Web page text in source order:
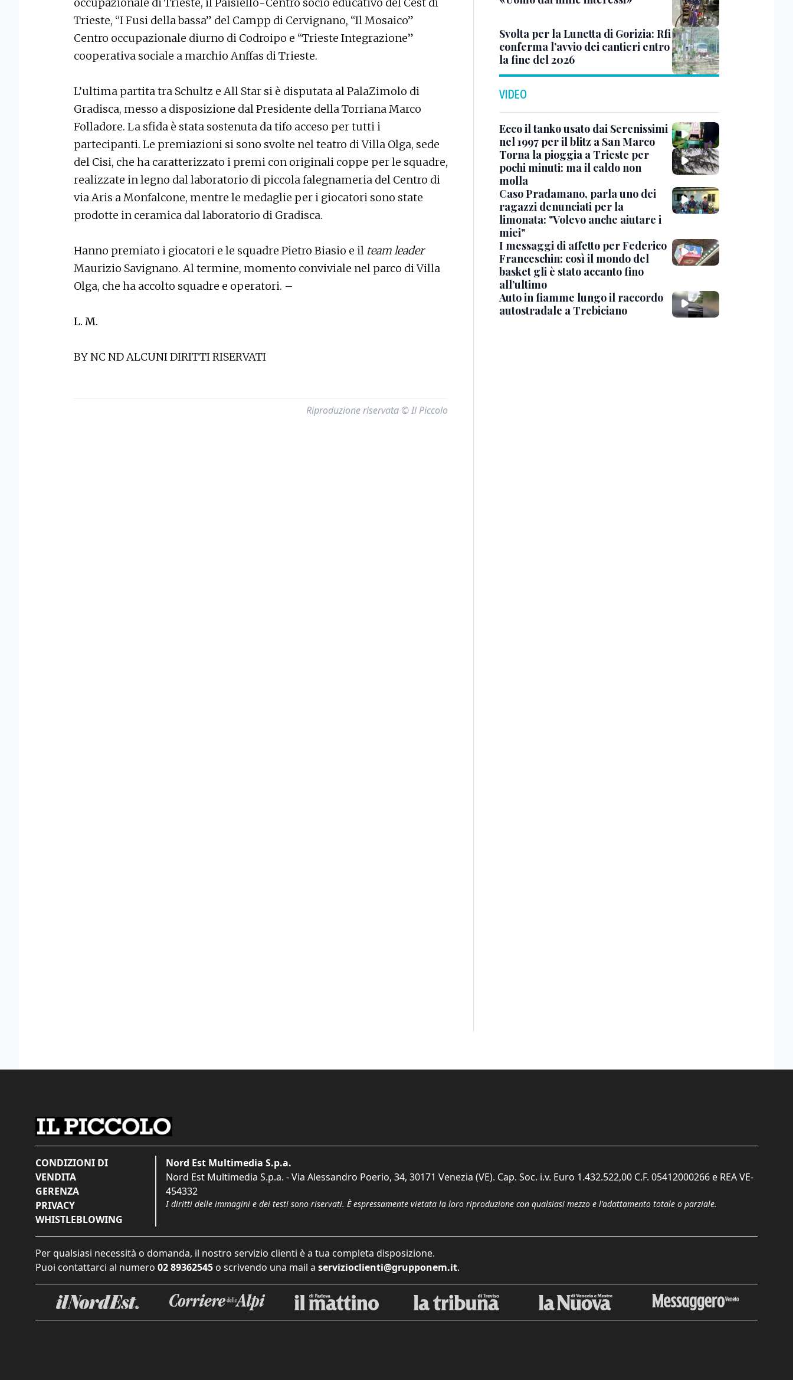
occupazionale di Trieste, il Paisiello-Centro socio educativo del Cest di
Trieste, “I Fusi della bassa” del Campp di Cervignano, “Il Mosaico”
Centro occupazionale diurno di Codroipo e “Trieste Integrazione”
cooperativa sociale a marchio Anffas di Trieste.
L’ultima partita tra Schultz e All Star si è disputata al PalaZimolo di
Gradisca, messo a disposizione dal Presidente della Torriana Marco
Folladore. La sfida è stata sostenuta da tifo acceso per tutti i
partecipanti. Le premiazioni si sono svolte nel teatro di Villa Olga, sede
del Cisi, che ha caratterizzato i premi con originali coppe per le squadre,
realizzate in legno dal laboratorio di piccola falegnameria del Centro di
via Aris a Monfalcone, mentre le medaglie per i giocatori sono state
prodotte in ceramica dal laboratorio di Gradisca.
Hanno premiato i giocatori e le squadre Pietro Biasio e il team leader
Maurizio Savignano. Al termine, momento conviviale nel parco di Villa
Olga, che ha accolto squadre e operatori. –
L. M.
BY NC ND ALCUNI DIRITTI RISERVATI
Riproduzione riservata © Il Piccolo
Svolta per la Lunetta di Gorizia: Rfi
conferma l’avvio dei cantieri entro
la fine del 2026
VIDEO
Ecco il tanko usato dai Serenissimi
nel 1997 per il blitz a San Marco
Torna la pioggia a Trieste per
pochi minuti: ma il caldo non
molla
Caso Pradamano, parla uno dei
ragazzi denunciati per la
limonata: "Volevo anche aiutare i
miei"
I messaggi di affetto per Federico
Franceschin: così il mondo del
basket gli è stato accanto fino
all’ultimo
Auto in fiamme lungo il raccordo
autostradale a Trebiciano
CONDIZIONI DI
VENDITA
GERENZA
PRIVACY
WHISTLEBLOWING
Nord Est Multimedia S.p.a.
Nord Est Multimedia S.p.a. - Via Alessandro Poerio, 34, 30171 Venezia (VE). Cap. Soc. i.v. Euro 1.432.522,00 C.F. 05412000266 e REA VE-
454332
I diritti delle immagini e dei testi sono riservati. È espressamente vietata la loro riproduzione con qualsiasi mezzo e l'adattamento totale o parziale.
Per qualsiasi necessità o domanda, il nostro servizio clienti è a tua completa disposizione.
Puoi contattarci al numero 02 89362545 o scrivendo una mail a servizioclienti@grupponem.it.